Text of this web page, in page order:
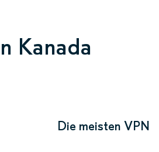
Kanada
Die meisten VPN